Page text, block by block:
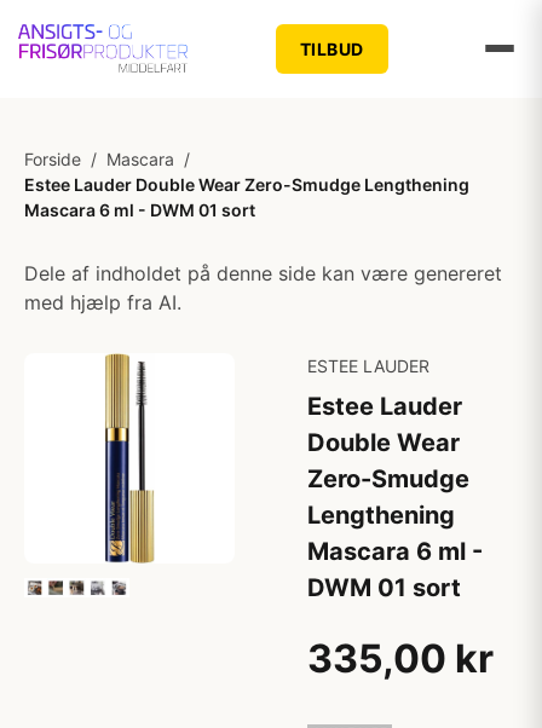
TILBUD
Forside / Mascara /
Estee Lauder Double Wear Zero-Smudge Lengthening
Mascara 6 ml - DWM 01 sort
Dele af indholdet på denne side kan være genereret
med hjælp fra AI.
ESTEE LAUDER
Estee Lauder
Double Wear
Zero-Smudge
Lengthening
Mascara 6 ml -
DWM 01 sort
335,00 kr